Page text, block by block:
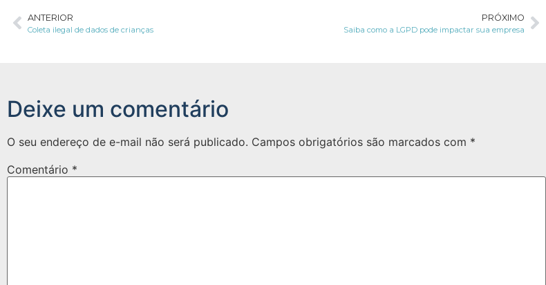
ANTERIOR
Coleta ilegal de dados de crianças
PRÓXIMO
Saiba como a LGPD pode impactar sua empresa
Deixe um comentário
O seu endereço de e-mail não será publicado. Campos obrigatórios são marcados com *
Comentário *